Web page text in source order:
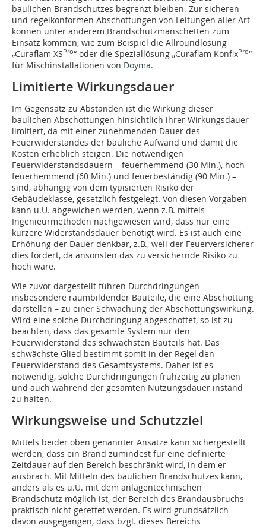
baulichen Brandschutzes begrenzt bleiben. Zur sicheren
und regelkonformen Abschottungen von Leitungen aller Art
können unter anderem Brandschutzmanschetten zum
Einsatz kommen, wie zum Beispiel die Allroundlösung
„Curaflam XSPro“ oder die Speziallösung „Curaflam KonfixPro“
für Mischinstallationen von Doyma.
Limitierte Wirkungsdauer
Im Gegensatz zu Abständen ist die Wirkung dieser
baulichen Abschottungen hinsichtlich ihrer Wirkungsdauer
limitiert, da mit einer zunehmenden Dauer des
Feuerwiderstandes der bauliche Aufwand und damit die
Kosten erheblich steigen. Die notwendigen
Feuerwiderstandsdauern – feuerhemmend (30 Min.), hoch
feuerhemmend (60 Min.) und feuerbeständig (90 Min.) –
sind, abhängig von dem typisierten Risiko der
Gebäudeklasse, gesetzlich festgelegt. Von diesen Vorgaben
kann u.U. abgewichen werden, wenn z.B. mittels
Ingenieurmethoden nachgewiesen wird, dass nur eine
kürzere Widerstandsdauer benötigt wird. Es ist auch eine
Erhöhung der Dauer denkbar, z.B., weil der Feuerversicherer
dies fordert, da ansonsten das zu versichernde Risiko zu
hoch wäre.
Wie zuvor dargestellt führen Durchdringungen –
insbesondere raumbildender Bauteile, die eine Abschottung
darstellen – zu einer Schwächung der Abschottungswirkung.
Wird eine solche Durchdringung abgeschottet, so ist zu
beachten, dass das gesamte System nur den
Feuerwiderstand des schwächsten Bauteils hat. Das
schwächste Glied bestimmt somit in der Regel den
Feuerwiderstand des Gesamtsystems. Daher ist es
notwendig, solche Durchdringungen frühzeitig zu planen
und auch während der gesamten Nutzungsdauer instand
zu halten.
Wirkungsweise und Schutzziel
Mittels beider oben genannter Ansätze kann sichergestellt
werden, dass ein Brand zumindest für eine definierte
Zeitdauer auf den Bereich beschränkt wird, in dem er
ausbrach. Mit Mitteln des baulichen Brandschutzes kann,
anders als es u.U. mit dem anlagentechnischen
Brandschutz möglich ist, der Bereich des Brandausbruchs
praktisch nicht gerettet werden. Es wird grundsätzlich
davon ausgegangen, dass bzgl. dieses Bereichs